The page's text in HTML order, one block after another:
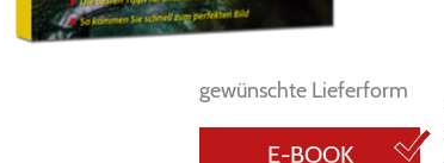
gewünschte Lieferform
E-BOOK